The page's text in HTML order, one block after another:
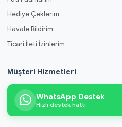
Hediye Çeklerim
Havale Bildirim
Ticari İleti İzinlerim
Müşteri Hizmetleri
WhatsApp Destek
Hızlı destek hattı